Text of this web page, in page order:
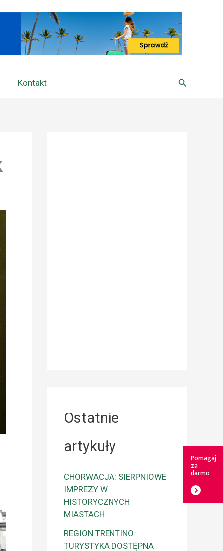
Kontakt Szukaj
Ostatnie
artykuły
CHORWACJA: SIERPNIOWE
IMPREZY W
HISTORYCZNYCH
MIASTACH
REGION TRENTINO:
TURYSTYKA DOSTĘPNA
Pomagaj
za
darmo